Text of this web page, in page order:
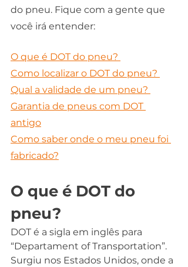
do pneu. Fique com a gente que
você irá entender:
O que é DOT do pneu?
Como localizar o DOT do pneu?
Qual a validade de um pneu?
Garantia de pneus com DOT
antigo
Como saber onde o meu pneu foi
fabricado?
O que é DOT do
pneu?
DOT é a sigla em inglês para
“Departament of Transportation”.
Surgiu nos Estados Unidos, onde a